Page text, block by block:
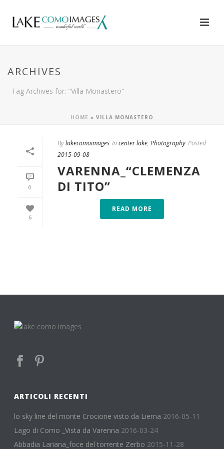
ARCHIVES
Tag Archives for: "Villa Monastero"
HOME » VILLA MONASTERO
0
6
Bylakecomoimages In center lake, Photography Posted
2015-09-08
VARENNA_“CLEMENZA
DI TITO”
READ MORE
ARTICOLI RECENTI
lo sky line del monte Crocione visto da Lierna 2016-05-11
Lago di Como _Vista da Varenna 2016-03-24
Abbadia Lariana_foce del torrente Zerbo 2015-11-28